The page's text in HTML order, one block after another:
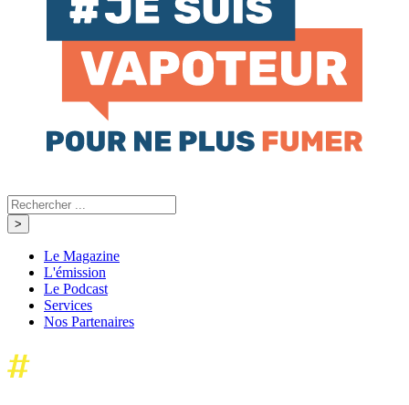
Le Magazine
L'émission
Le Podcast
Services
Nos Partenaires